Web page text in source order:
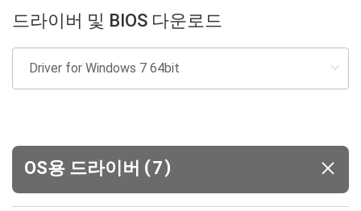
드라이버 및 BIOS 다운로드
OS용 드라이버 (7)